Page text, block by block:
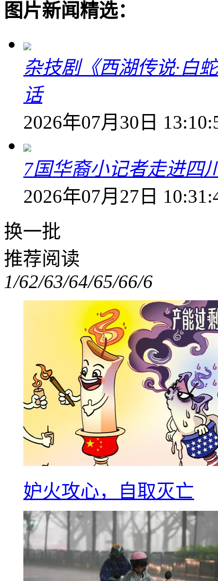
图片新闻精选：
杂技剧《西湖传说·白
话
2026年07月30日
7国华裔小记者走进四
2026年07月27日
换一批
推荐阅读
1/62/63/64/65/66/6
妒火攻心，自取灭亡